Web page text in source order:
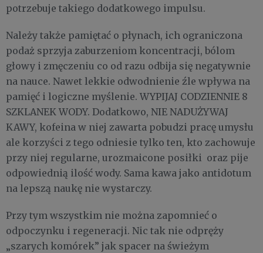
potrzebuje takiego dodatkowego impulsu.
Należy także pamiętać o płynach, ich ograniczona
podaż sprzyja zaburzeniom koncentracji, bólom
głowy i zmęczeniu co od razu odbija się negatywnie
na nauce. Nawet lekkie odwodnienie źle wpływa na
pamięć i logiczne myślenie. WYPIJAJ CODZIENNIE 8
SZKLANEK WODY. Dodatkowo, NIE NADUŻYWAJ
KAWY, kofeina w niej zawarta pobudzi pracę umysłu
ale korzyści z tego odniesie tylko ten, kto zachowuje
przy niej regularne, urozmaicone posiłki oraz pije
odpowiednią ilość wody. Sama kawa jako antidotum
na lepszą naukę nie wystarczy.
Przy tym wszystkim nie można zapomnieć o
odpoczynku i regeneracji. Nic tak nie odpręży
„szarych komórek” jak spacer na świeżym